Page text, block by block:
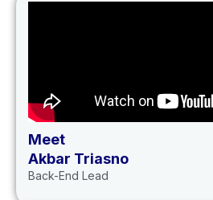
Meet
Akbar Triasno
Back-End Lead